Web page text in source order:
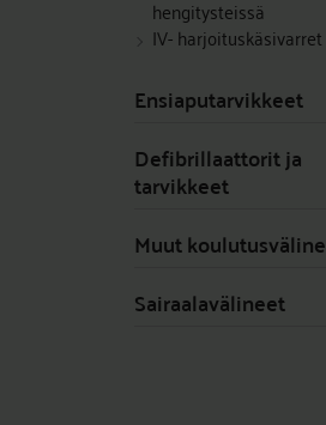
hengitysteissä
IV- harjoituskäsivarret
Ensiaputarvikkeet
Defibrillaattorit ja
tarvikkeet
Muut
Sairaalavälineet